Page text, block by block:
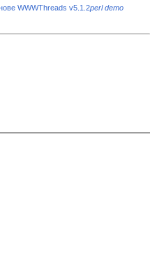
WWWThreads v5.1.2perl demo